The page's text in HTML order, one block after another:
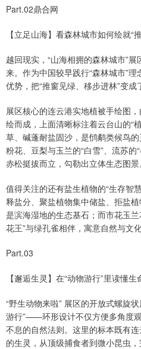
Part.02鼎合网
【立足山海】看森林城市如何绘就“
越回现实，“山海相拥的森林城市”
来。作为中国较早践行“森林城市”
优势，把“推窗见绿、移步进林”变成
展区核心的连云港实地植被手绘图
绘而成，上面清晰标注着云台山的“
草、碱蓬耐盐固沙，是鸻鹬类候鸟
粉花、豆梨与玉兰的“白雪”、流苏的
赤松挺拔而立，勾勒出立体生态图景。
值得关注的还有盐生植物的“生存智
释盐分、聚盐植物集中储盐、拒盐
是滨海湿地的生态基石；而市花玉
花王”与绿孔雀相伴，寓意自然与文
Part.03
【邂逅生灵】在“动物游行”里读懂
“野生动物来啦” 展区的开放式螺旋
游行”——环形设计不仅方便多角度
不息的自然法则。这里的标本既有
的生灵，从顶级捕食者到微小昆虫，